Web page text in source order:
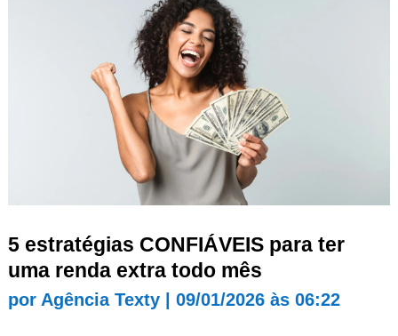
5 estratégias CONFIÁVEIS para ter
uma renda extra todo mês
por Agência Texty| 09/01/2026 às 06:22